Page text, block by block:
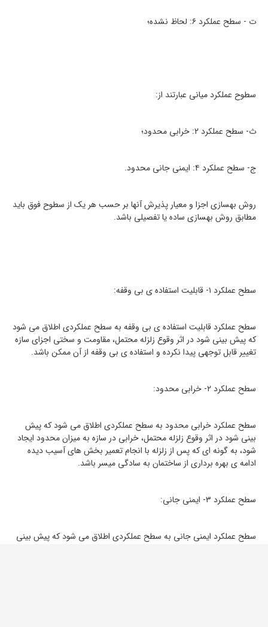
ت - سطح عملکرد ۶: لحاظ نشده؛
سطوح عملکرد میانی عبارتند از:
ث- سطح عملکرد ۲: خرابی محدود؛
ج- سطح عملکرد ۴: ایمنی جانی محدود.
روش بهسازی اجزا و معیار پذیرش آنها بر حسب هر یک از سطوح فوق باید
مطابق روش بهسازی ساده یا تفصیلی باشد.
سطح عملکرد ۱- قابلیت استفاده ی بی وقفه:
سطح عملکرد قابلیت استفاده ی بی وقفه به سطح عملکردی اطلاق می شود
که پیش بینی شود در اثر وقوع زلزله محتمل، مقاومت و سختی اجزای سازه
تغییر قابل توجهی پیدا نکرده و استفاده ی بی وقفه از آن ممکن باشد.
سطح عملکرد ۲- خرابی محدود:
سطح عملکرد خرابی محدود به سطح عملکردی اطلاق می شود که پیش
بینی شود در اثر وقوع زلزله محتمل، خرابی در سازه به میزان محدود ایجاد
شود، به گونه ای که پس از زلزله با انجام تعمیر بخش های آسیب دیده
ادامه ی بهره برداری از ساختمان به سادگی میسر باشد.
سطح عملکرد ۳- ایمنی جانی:
سطح عملکرد ایمنی جانی به سطح عملکردی اطلاق می شود که پیش بینی